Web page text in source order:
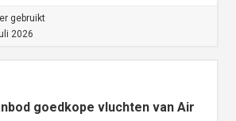
gebruikt
2026
goedkope vluchten van Air